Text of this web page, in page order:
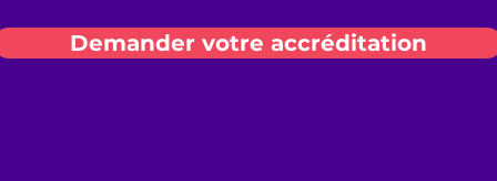
Demander votre accréditation